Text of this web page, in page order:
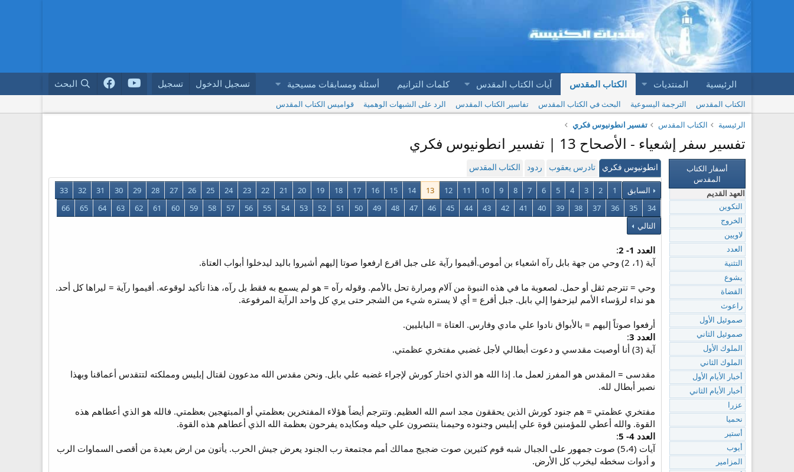
الرئيسية المنتديات الكتاب المقدس آيات الكتاب المقدس كلمات الترانيم أسئلة ومسابقات مسيحية تسجيل الدخول تسجيل البحث
الكتاب المقدس الترجمة اليسوعية البحث في الكتاب المقدس تفاسير الكتاب المقدس الرد على الشبهات الوهمية
قواميس الكتاب المقدس
الرئيسية
الكتاب المقدس تفسير انطونيوس فكري
تفسير سفر إشعياء - الأصحاح 13 | تفسير انطونيوس فكري
انطونيوس فكري تادرس يعقوب ردود الكتاب المقدس
السابق 1
2
3
4
5
6
7
8
9
10
11
12
13
14
15
16
17
18
19
20
21
22
23
24
25
26
27
28
29
30
31
32
33
34
35
36
37
38
39
40
41
42
43
44
45
46
47
48
49
50
51
52
53
54
55
56
57
58
59
60
61
62
63
64
65
66
التالي
العدد 1- 2
:
آية (1، 2) وحي من جهة بابل رآه اشعياء بن أموص.أقيموا رآية على جبل اقرع ارفعوا صوتا إليهم أشيروا باليد ليدخلوا أبواب العتاة.
وحي = تترجم ثقل أو حمل. لصعوبة ما في هذه النبوة من آلام ومرارة تحل بالأمم. وقوله رآه = هو لم يسمع به فقط بل رآه، هذا تأكيد لوقوعه. أقيموا رآية = ليراها كل أحد.
هو نداء لرؤساء الأمم ليزحفوا إلي بابل. جبل أقرع = أي لا يستره شيء من الشجر حتى يري كل واحد الرآية المرفوعة.
أرفعوا صوتاً إليهم = بالأبواق نادوا علي مادي وفارس. العتاة = البابليين.
العدد 3
:
آية (3) أنا أوصيت مقدسي و دعوت أبطالي لأجل غضبي مفتخري عظمتي.
مقدسى = المقدس هو المفرز لعمل ما. إذا الله هو الذي اختار كورش لإجراء غضبه علي بابل. ونحن مقدس الله مدعوون لقتال إبليس ومملكته لتتقدس أعماقنا وبهذا
نصير أبطال لله.
مفتخري عظمتي = هم جنود كورش الذين يحققون مجد اسم الله العظيم. وتترجم أيضاً هؤلاء المفتخرين بعظمتي أو المبتهجين بعظمتي. فالله هو الذي أعطاهم هذه
القوة. والله أعطي للمؤمنين قوة علي إبليس وجنوده وحيمنا ينتصرون علي حيله ومكايده يفرحون بعظمة الله الذي أعطاهم هذه القوة.
العدد 4- 5
:
آيات (5،4) صوت جمهور على الجبال شبه قوم كثيرين صوت ضجيج ممالك أمم مجتمعة رب الجنود يعرض جيش الحرب. يأتون من ارض بعيدة من أقصى السماوات الرب
و أدوات سخطه ليخرب كل الأرض.
أسفار الكتاب
المقدس
العهد القديم
التكوين
الخروج
لاويين
العدد
التثنية
يشوع
القضاة
راعوث
صموئيل الأول
صموئيل الثاني
الملوك الأول
الملوك الثاني
أخبار الأيام الأول
أخبار الأيام الثاني
عزرا
نحميا
أستير
أيوب
المزامير